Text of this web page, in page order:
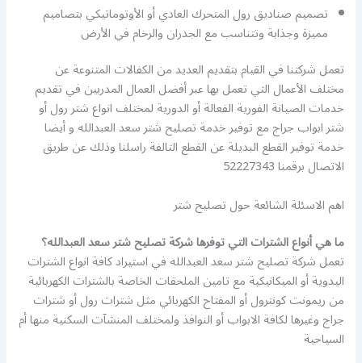
تصميم صناديق رول المتحرك العادي أو الأوتوماتيكي بتصاميم
مميزة وجذابة وتتناسب مع الجدران والرخام في الأرض
تعمل شركتنا في القيام بتقديم العديد من الكفالات المتنوعة عن
مختلف الأعمال التي تعمل بها عبر أفضل العمال المدربين في تقديم
خدمات الصيانة الفورية الفعالة أو الدورية لمختلف انواع شتر رول أو
شتر ابواب جراج مع توفير خدمة تصليح شتر سعد العبدالله و أيضا
خدمة توفير القطع البديلة عن القطع التالفة راسلنا وذلك عن طريق
الاتصال برقمنا 52227343
اهم الاسئلة الشائعة حول تصليح شتر
ما هي أنواع الشترات التي توفرها شركة تصليح شتر سعد العبدالله؟
تعمل شركة تصليح شتر سعد العبدالله في استيراد كافة انواع الشترات
اليدوية أو الميكانيكية مع تامين الملحقات الخاصة بالشترات الكهربائية
من ريمونت كونترول أو المفتاح الكهربائي مثل شترات رول أو شترات
جراج وغيرها لكافة الابواب أو النوافذ ولمختلف المنشآت السكنية منها أم
السياحية